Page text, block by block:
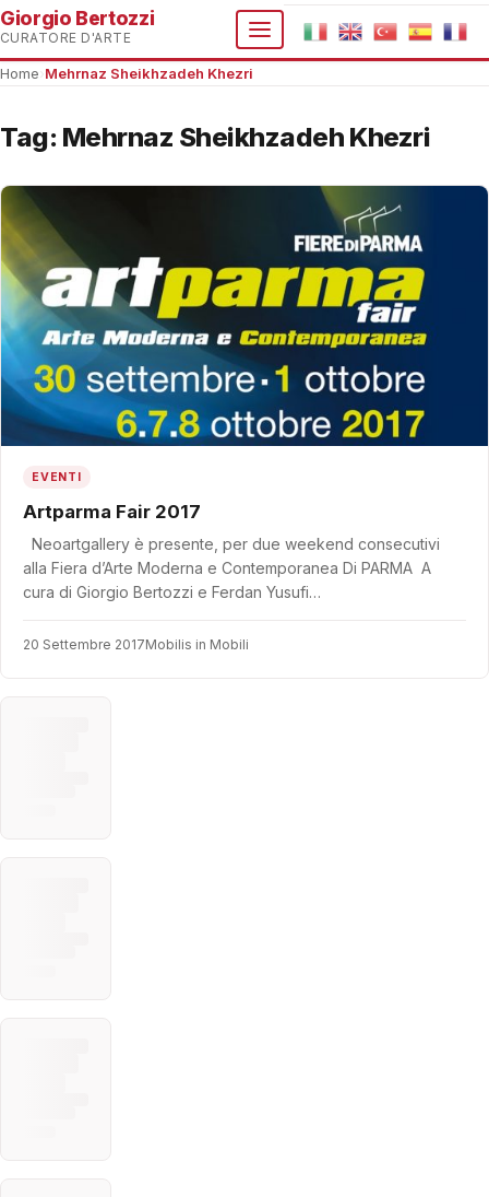
Giorgio Bertozzi
CURATORE D'ARTE
Home Mehrnaz Sheikhzadeh Khezri
Tag: Mehrnaz Sheikhzadeh Khezri
EVENTI
Artparma Fair 2017
Neoartgallery è presente, per due weekend consecutivi
alla Fiera d’Arte Moderna e Contemporanea Di PARMA A
cura di Giorgio Bertozzi e Ferdan Yusufi…
20 Settembre 2017Mobilis in Mobili